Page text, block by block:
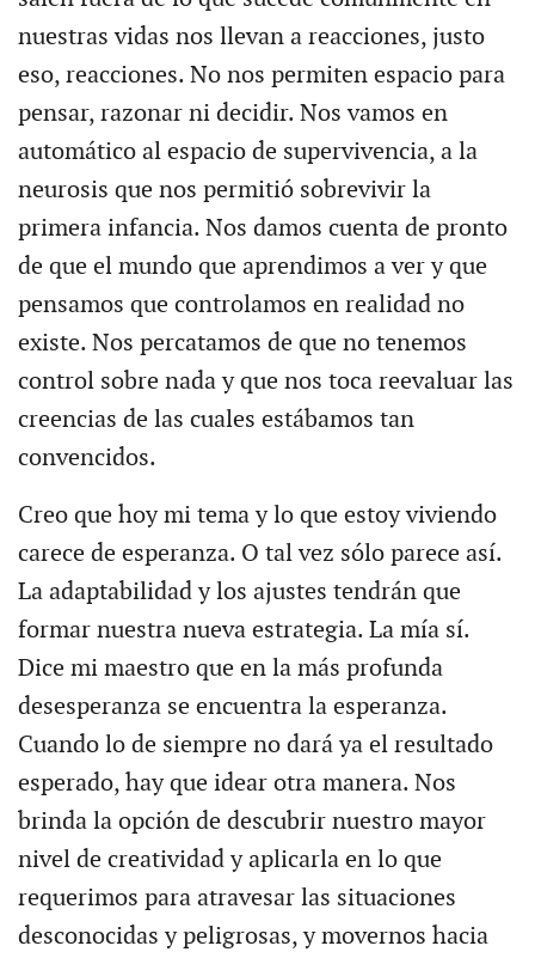
nuestras vidas nos llevan a reacciones, justo
eso, reacciones. No nos permiten espacio para
pensar, razonar ni decidir. Nos vamos en
automático al espacio de supervivencia, a la
neurosis que nos permitió sobrevivir la
primera infancia. Nos damos cuenta de pronto
de que el mundo que aprendimos a ver y que
pensamos que controlamos en realidad no
existe. Nos percatamos de que no tenemos
control sobre nada y que nos toca reevaluar las
creencias de las cuales estábamos tan
convencidos.
Creo que hoy mi tema y lo que estoy viviendo
carece de esperanza. O tal vez sólo parece así.
La adaptabilidad y los ajustes tendrán que
formar nuestra nueva estrategia. La mía sí.
Dice mi maestro que en la más profunda
desesperanza se encuentra la esperanza.
Cuando lo de siempre no dará ya el resultado
esperado, hay que idear otra manera. Nos
brinda la opción de descubrir nuestro mayor
nivel de creatividad y aplicarla en lo que
requerimos para atravesar las situaciones
desconocidas y peligrosas, y movernos hacia